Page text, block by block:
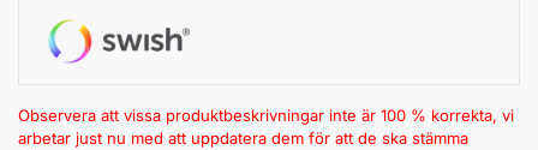
Observera att vissa produktbeskrivningar inte är 100 % korrekta, vi
arbetar just nu med att uppdatera dem för att de ska stämma